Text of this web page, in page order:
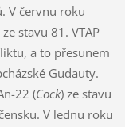
V červnu roku
ze stavu 81. VTAP
a to přesunem
Gudauty.
22 (Cock) ze stavu
V lednu roku